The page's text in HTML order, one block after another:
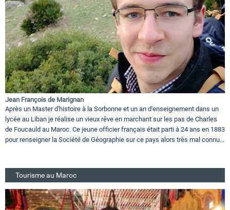
Jean François de Marignan
Après un Master d'histoire à la Sorbonne et un an d'enseignement dans un
lycée au Liban je réalise un vieux rêve en marchant sur les pas de Charles
de Foucauld au Maroc. Ce jeune officier français était parti à 24 ans en 1883
pour renseigner la Société de Géographie sur ce pays alors très mal connu...
Tourisme au Maroc